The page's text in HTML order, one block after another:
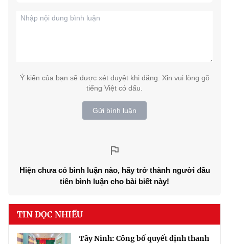
Ý kiến của bạn sẽ được xét duyệt khi đăng. Xin vui lòng gõ
tiếng Việt có dấu.
Gửi bình luận
Hiện chưa có bình luận nào, hãy trở thành người đầu
tiên bình luận cho bài biết này!
TIN ĐỌC NHIỀU
Tây Ninh: Công bố quyết định thanh